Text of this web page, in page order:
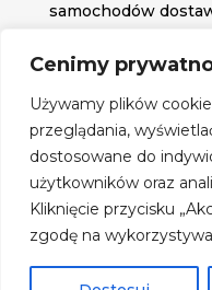
Cenimy
Używamy plików
przeglądania,
dostosowane do
użytkowników oraz
Kliknięcie przycisku
zgodę na
samochodów
potrzebujesz.
Znajdź nas na: 
Obserwuj nas na:
Regulamin
Szyby Autobusowe-
Rozwiązania